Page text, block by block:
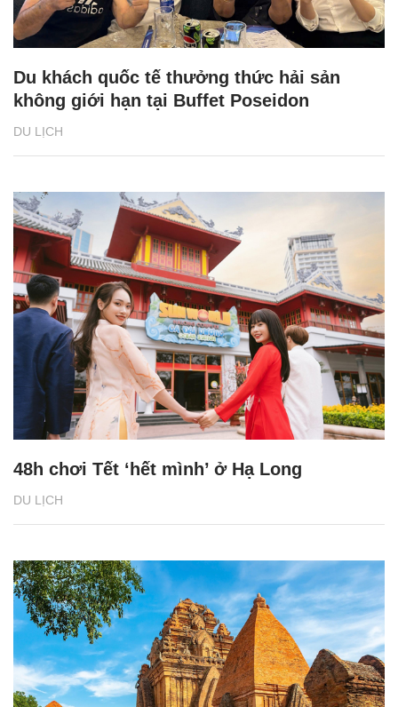
DU LỊCH
Du khách quốc tế thưởng thức hải sản
không giới hạn tại Buffet Poseidon
DU LỊCH
48h chơi Tết ‘hết mình’ ở Hạ Long